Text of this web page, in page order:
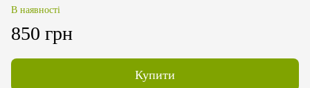
В наявності
850 грн
Купити